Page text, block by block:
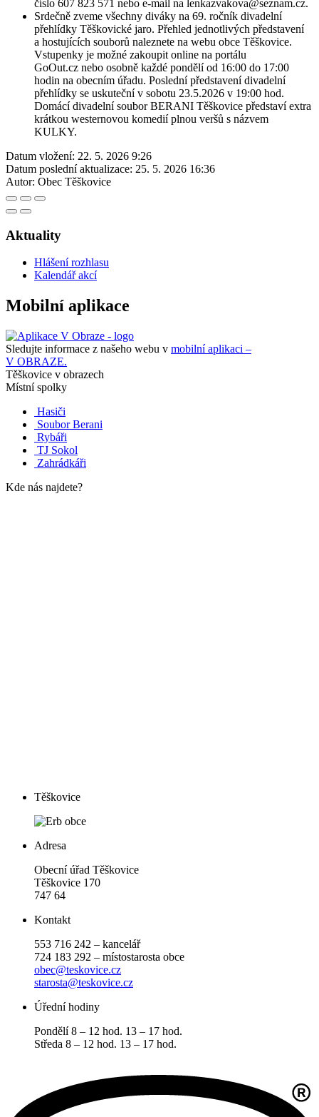
číslo 607 823 571 nebo e-mail na lenkazvakova@seznam.cz.
Srdečně zveme všechny diváky na 69. ročník divadelní
přehlídky Těškovické jaro. Přehled jednotlivých představení
a hostujících souborů naleznete na webu obce Těškovice.
Vstupenky je možné zakoupit online na portálu
GoOut.cz nebo osobně každé pondělí od 16:00 do 17:00
hodin na obecním úřadu. Poslední představení divadelní
přehlídky se uskuteční v sobotu 23.5.2026 v 19:00 hod.
Domácí divadelní soubor BERANI Těškovice představí extra
krátkou westernovou komedií plnou veršů s názvem
KULKY.
Datum vložení: 22. 5. 2026 9:26
Datum poslední aktualizace: 25. 5. 2026 16:36
Autor: Obec Těškovice
Aktuality
Hlášení rozhlasu
Kalendář akcí
Mobilní aplikace
Sledujte informace z našeho webu v mobilní aplikaci –
V OBRAZE.
Těškovice v obrazech
Místní spolky
Hasiči
Soubor Berani
Rybáři
TJ Sokol
Zahrádkáři
Kde nás najdete?
Těškovice
Adresa
Obecní úřad Těškovice
Těškovice 170
747 64
Kontakt
553 716 242 – kancelář
724 183 292 – místostarosta obce
obec@teskovice.cz
starosta@teskovice.cz
Úřední hodiny
Pondělí 8 – 12 hod. 13 – 17 hod.
Středa 8 – 12 hod. 13 – 17 hod.